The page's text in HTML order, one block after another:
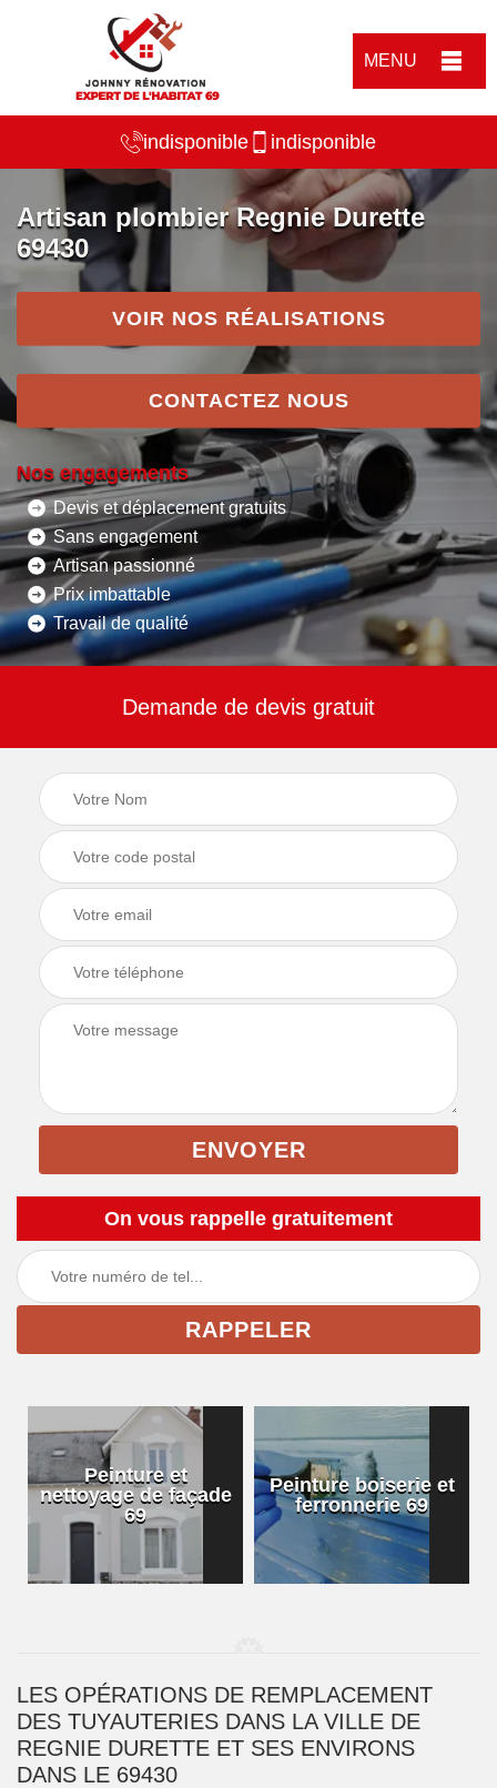
MENU
indisponible indisponible
Artisan plombier Regnie Durette
69430
VOIR NOS RÉALISATIONS
CONTACTEZ NOUS
Nos engagements
Devis et déplacement gratuits
Sans engagement
Artisan passionné
Prix imbattable
Travail de qualité
Demande de devis gratuit
On vous rappelle gratuitement
Peinture et
nettoyage de façade
69
Peinture boiserie et
ferronnerie 69
LES OPÉRATIONS DE REMPLACEMENT
DES TUYAUTERIES DANS LA VILLE DE
REGNIE DURETTE ET SES ENVIRONS
DANS LE 69430